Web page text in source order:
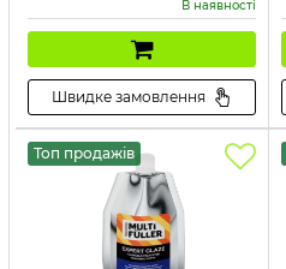
В наявності
Швидке замовлення
Топ продажів